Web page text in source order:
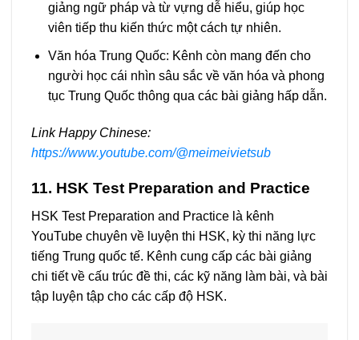
giảng ngữ pháp và từ vựng dễ hiểu, giúp học
viên tiếp thu kiến thức một cách tự nhiên.
Văn hóa Trung Quốc: Kênh còn mang đến cho
người học cái nhìn sâu sắc về văn hóa và phong
tục Trung Quốc thông qua các bài giảng hấp dẫn.
Link Happy Chinese:
https://www.youtube.com/@meimeivietsub
11. HSK Test Preparation and Practice
HSK Test Preparation and Practice là kênh
YouTube chuyên về luyện thi HSK, kỳ thi năng lực
tiếng Trung quốc tế. Kênh cung cấp các bài giảng
chi tiết về cấu trúc đề thi, các kỹ năng làm bài, và bài
tập luyện tập cho các cấp độ HSK.